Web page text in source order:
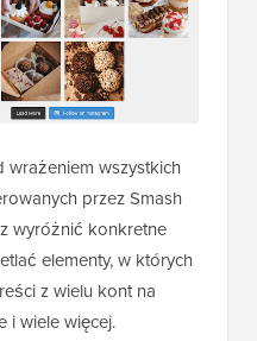
wszystkich
przez Smash
wyróżnić konkretne
elementy, w których
z wielu kont na
i wiele więcej.